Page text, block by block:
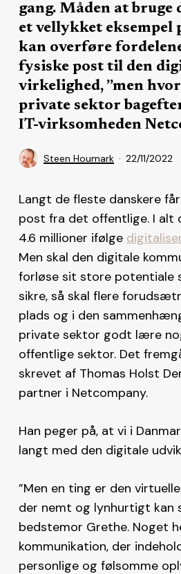
gang. Måden at bruge
et vellykket eksempel
kan overføre
fysiske post til den
virkelighed, ”men
private sektor
IT-virksomheden
Steen Houmark 22/11/2022
Langt de fleste danskere
post fra det offentlige. I alt
4.6 millioner ifølge
Men skal den digitale
forløse sit store potentiale
sikre, så skal flere
plads og i den
private sektor godt lære
offentlige sektor. Det
skrevet af Thomas Holst
partner i Netcompany.
Han peger på, at vi i
langt med den digitale
”Men en ting er den
der nemt og lynhurtigt kan
bedstemor Grethe. Noget
kommunikation, der
personlige og følsomme